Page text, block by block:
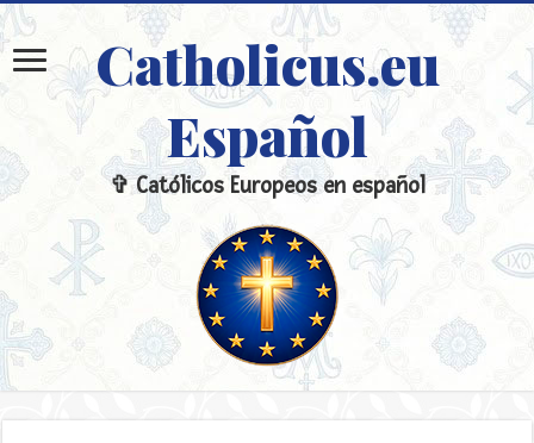
Catholicus.eu
Español
✞ Católicos Europeos en español